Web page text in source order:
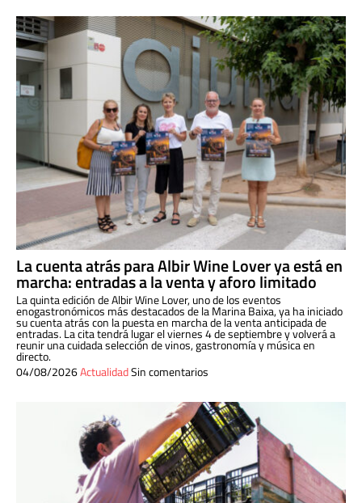
La cuenta atrás para Albir Wine Lover ya está en
marcha: entradas a la venta y aforo limitado
La quinta edición de Albir Wine Lover, uno de los eventos
enogastronómicos más destacados de la Marina Baixa, ya ha iniciado
su cuenta atrás con la puesta en marcha de la venta anticipada de
entradas. La cita tendrá lugar el viernes 4 de septiembre y volverá a
reunir una cuidada selección de vinos, gastronomía y música en
directo.
04/08/2026ActualidadSin comentarios